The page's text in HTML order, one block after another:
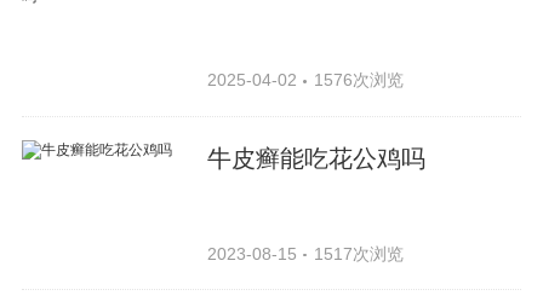
2025-04-02 1576次浏览
牛皮癣能吃花公鸡吗
2023-08-15 1517次浏览